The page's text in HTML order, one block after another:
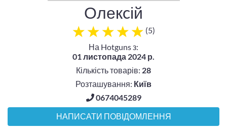
Олекcій
(5)
На Hotguns з:
01 листопада 2024 р.
Кількість товарів: 28
Розташування: Київ
0674045289
НАПИСАТИ ПОВІДОМЛЕННЯ